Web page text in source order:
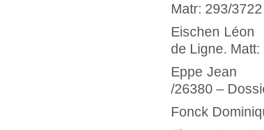
Matr: 293/
Eischen
de Ligne.
Eppe Jean
/26380 –
Fonck